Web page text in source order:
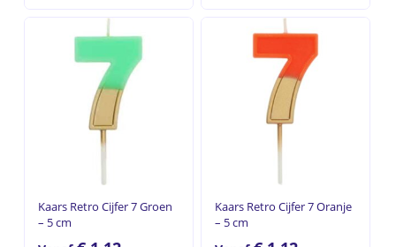
Kaars Retro Cijfer 7 Groen
– 5 cm
Kaars Retro Cijfer 7 Oranje
– 5 cm